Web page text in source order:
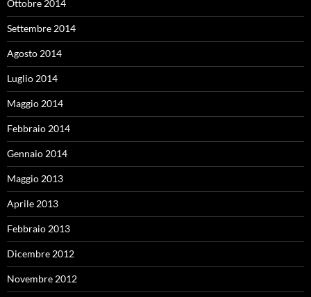
Ottobre 2014
Settembre 2014
Agosto 2014
Luglio 2014
Maggio 2014
Febbraio 2014
Gennaio 2014
Maggio 2013
Aprile 2013
Febbraio 2013
Dicembre 2012
Novembre 2012